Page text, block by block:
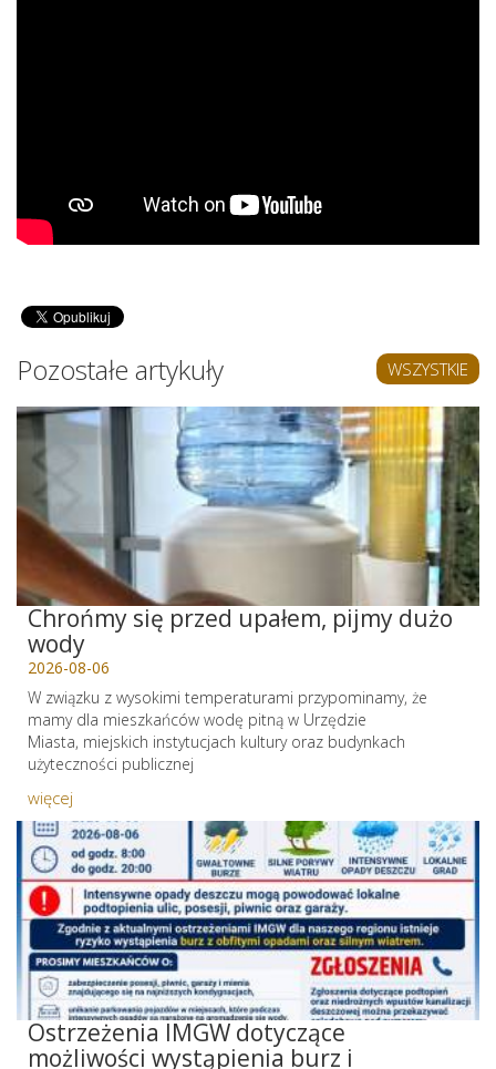
Pozostałe artykuły WSZYSTKIE
Chrońmy się przed upałem, pijmy dużo
wody
2026-08-06
W związku z wysokimi temperaturami przypominamy, że
mamy dla mieszkańców wodę pitną w Urzędzie
Miasta, miejskich instytucjach kultury oraz budynkach
użyteczności publicznej
więcej
Ostrzeżenia IMGW dotyczące
możliwości wystąpienia burz i